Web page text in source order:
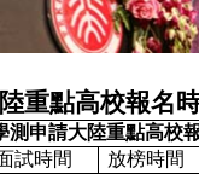
重點高校報名
測申請大陸重點高校
試時間
放榜時間